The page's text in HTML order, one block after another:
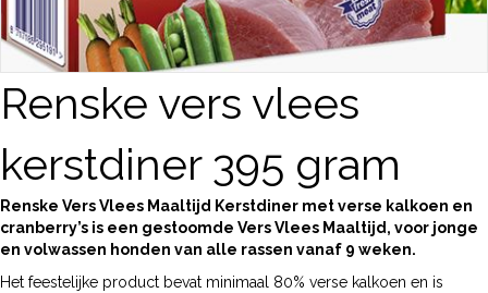
Renske vers vlees
kerstdiner 395 gram
Renske Vers Vlees Maaltijd Kerstdiner met verse kalkoen en
cranberry’s is een gestoomde Vers Vlees Maaltijd, voor jonge
en volwassen honden van alle rassen vanaf 9 weken.
Het feestelijke product bevat minimaal 80% verse kalkoen en is